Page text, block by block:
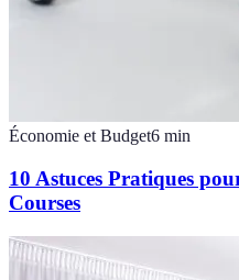
Économie et Budget6 min
10 Astuces Pratiques
Courses